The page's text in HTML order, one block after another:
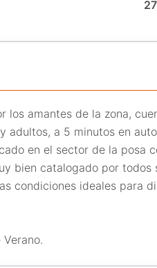
los amantes de la zona,
adultos, a 5 minutos en
en el sector de la posa
bien catalogado por todos
condiciones ideales para